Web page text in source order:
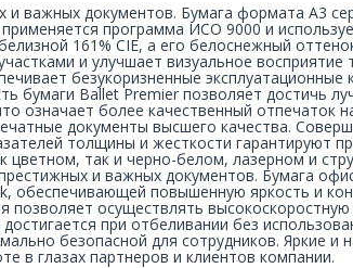
и важных документов. Бумага формата А3
программа ИСО 9000 и
161% CIE, а его белоснежный
и улучшает визуальное восприятие
безукоризненные эксплуатационные
бумаги Ballet Premier позволяет достичь
означает более качественный отпечаток
документы высшего качества.
толщины и жесткости гарантируют
так и черно-белом, лазерном и
и важных документов. Бумага
обеспечивающей повышенную яркость и
позволяет осуществлять
при отбеливании без
безопасной для сотрудников. Яркие и
в глазах партнеров и клиентов компании.